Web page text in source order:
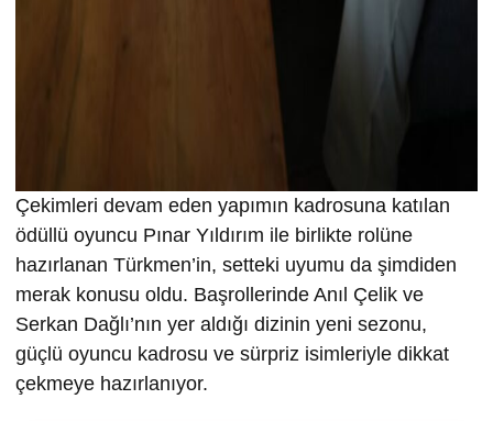
Çekimleri devam eden yapımın kadrosuna katılan
ödüllü oyuncu Pınar Yıldırım ile birlikte rolüne
hazırlanan Türkmen’in, setteki uyumu da şimdiden
merak konusu oldu. Başrollerinde Anıl Çelik ve
Serkan Dağlı’nın yer aldığı dizinin yeni sezonu,
güçlü oyuncu kadrosu ve sürpriz isimleriyle dikkat
çekmeye hazırlanıyor.